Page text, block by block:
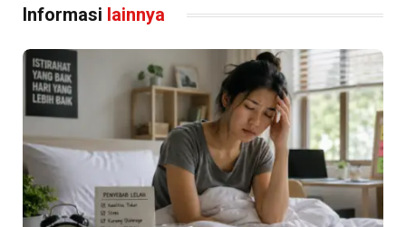
Informasi lainnya